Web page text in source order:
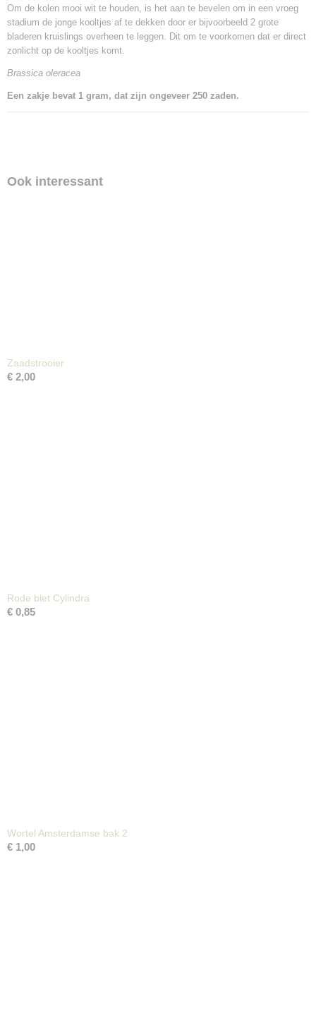
Om de kolen mooi wit te houden, is het aan te bevelen om in een vroeg
stadium de jonge kooltjes af te dekken door er bijvoorbeeld 2 grote
bladeren kruislings overheen te leggen. Dit om te voorkomen dat er direct
zonlicht op de kooltjes komt.
Brassica oleracea
Een zakje bevat 1 gram, dat zijn ongeveer 250 zaden.
Ook interessant
Zaadstrooier
€ 2,00
Rode biet Cylindra
€ 0,85
Wortel Amsterdamse bak 2
€ 1,00